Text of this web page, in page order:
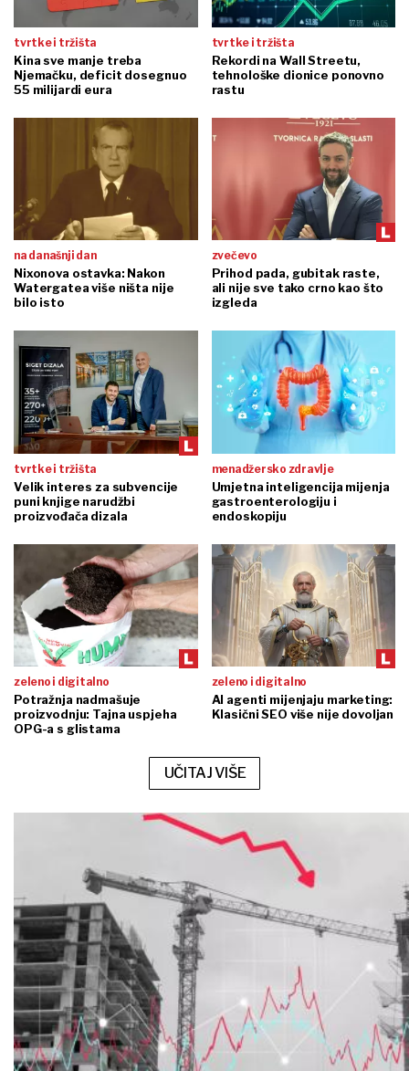
tvrtke i tržišta
Kina sve manje treba
Njemačku, deficit dosegnuo
55 milijardi eura
tvrtke i tržišta
Rekordi na Wall Streetu,
tehnološke dionice ponovno
rastu
na današnji dan
Nixonova ostavka: Nakon
Watergatea više ništa nije
bilo isto
zvečevo
Prihod pada, gubitak raste,
ali nije sve tako crno kao što
izgleda
tvrtke i tržišta
Velik interes za subvencije
puni knjige narudžbi
proizvođača dizala
menadžersko zdravlje
Umjetna inteligencija mijenja
gastroenterologiju i
endoskopiju
zeleno i digitalno
Potražnja nadmašuje
proizvodnju: Tajna uspjeha
OPG-a s glistama
zeleno i digitalno
AI agenti mijenjaju marketing:
Klasični SEO više nije dovoljan
UČITAJ VIŠE